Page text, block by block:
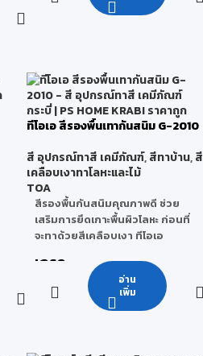
ประกอบด้วยส่วนผสม 2 ส่วน คือ
Part A น้ำยาอะคริลิกโพลีเมอร์ และ
งานง่าย ไม่เป็นพิษ สามารถใช้กับ
น้ำดื่มได้และทาสีทับได้ เหมาะ
สำหรับเป็นกันซึม ห้องน้ำ ระเบียง
สระว่ายน้ำ บ่อปลา แท้งค์น้ำ (TOA
CEMENT WATERPROOF)
ทีโอเอ สีรองพื้นเทากันสนิม G-2010
สี อุปกรณ์ทาสี เคมีภัณฑ์,สีทาบ้าน,สี
เคลือบเงาทาโลหะและไม้
TOA
สีรองพื้นกันสนิมคุณภาพดี ช่วย
เสริมการยึดเกาะพื้นผิวโลหะ ก่อนที่
จะทาด้วยสีเคลือบเงา ทีโอเอ
เกรด
กลุ่มพรีเมียมคุณภาพสูง
อ่าน
เพิ่ม